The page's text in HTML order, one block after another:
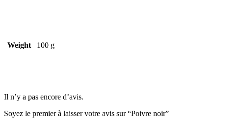
Weight 100 g
Il n’y a pas encore d’avis.
Soyez le premier à laisser votre avis sur “Poivre noir”